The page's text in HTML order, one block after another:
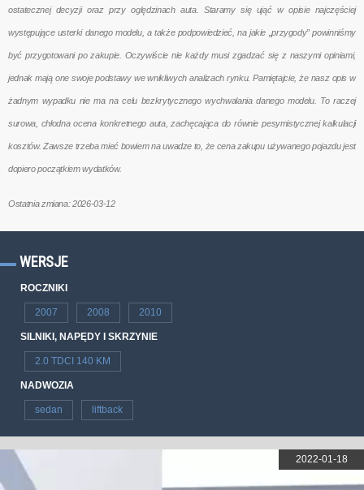
ostatecznej decyzji oraz przy oględzinach auta. Staramy się ująć w opisie najczęściej
występujące usterki danego modelu, a także podpowiedzieć, na jakie „przygody” powinniśmy
być przygotowani po zakupie. Oczywiście nie każdy musi zgadzać się z naszymi opiniami,
jednak mają one swoje podstawy we wnikliwych analizach rynku. Pamiętajcie, że nasz opis w
żadnym wypadku nie ma na celu bezkrytycznego wychwalania danego modelu. To raczej
surowa, chłodna ocena konkretnego auta, zachęcająca do równie pesymistycznej kalkulacji
kosztów. Zawsze trzeba mieć bowiem na uwadze to, że cena zakupu używanego pojazdu jest
dopiero początkiem wydatków.
Ostatnia zmiana: 2026-03-12
WERSJE
ROCZNIKI
2007 2008 2010
SILNIKI, NAPĘDY I SKRZYNIE
2.0 TDCI 140 KM
NADWOZIA
sedan liftback
2022-01-18